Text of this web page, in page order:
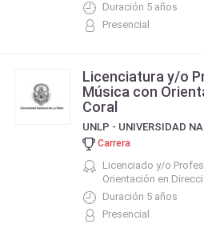
Duración 5 años
Presencial
Licenciatura y/o
Música con
Coral
Carrera
Licenciado y/o
Orientación en
Duración 5 años
Presencial